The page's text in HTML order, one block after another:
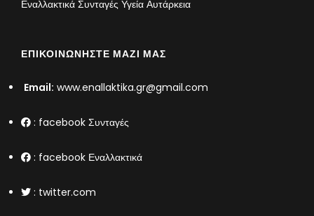
Εναλλακτικά Συνταγές Υγεία Αυτάρκεια
ΕΠΙΚΟΙΝΩΝΉΣΤΕ ΜΑΖΊ ΜΑΣ
Email: www.enallaktika.gr@gmail.com
: facebook Συνταγές
: facebook Εναλλακτικά
: twitter.com